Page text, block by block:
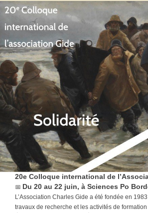
20e Colloque international de
📅 Du 20 au 22 juin, à Sciences Po
L’Association Charles Gide a été fondée en
travaux de recherche et les activités de